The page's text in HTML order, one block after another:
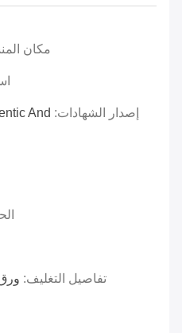
مكان
إصدار الشهادات: And
تفاصيل التغليف: